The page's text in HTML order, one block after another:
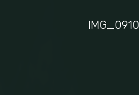
IMG_0910